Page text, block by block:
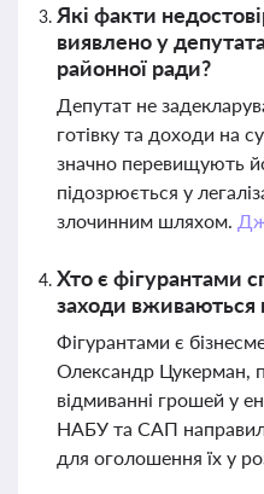
Які факти
виявлено у
районної ради?
Депутат не
готівку та доходи на
значно перевищують
підозрюється у
злочинним шляхом.
Хто є фігурантами
заходи вживаються
Фігурантами є
Олександр Цукерман,
відмиванні грошей у
НАБУ та САП
для оголошення їх у